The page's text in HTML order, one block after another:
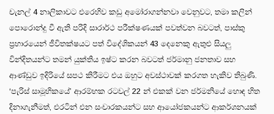
චැනල් 4 නාලිකාවට එරෙහිව කඩු අමෝරාගන්නවා වෙනුවට, තමා කලින්
පොරොන්දු වී ඇති පරිදි සාරාර්ථ පරීක්ෂණයක් පවත්වන බවටත්, පාස්කු
ප්‍රහාරයෙන් ජීවිතක්ෂයට පත් විදේශිකයන් 43 දෙනෙකු ඇතුළු සියලු
වින්දිතයන්ට තමන් යුක්තිය ඉෂ්ට කරන බවටත් ජර්මානු ජනතාව සහ
ආණ්ඩුව ඉදිරියේ සපථ කිරීමට එය ඔහුට අවස්ථාවක් කරගත හැකිව තිබුණි.
‘පැරිස් සාමූහිකයේ’ ආරම්භක රටවල් 22 න් එකක් වන ජර්මනියේ හොඳ හිත
දිනාගැනීමත්, එරටින් එන සංචාරකයන්ට සහ ආයෝජකයන්ට ආකර්ශනයක්